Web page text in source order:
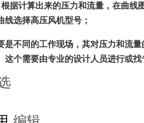
据计算出来的压力和流量，在曲线
线选择高压风机型号；
是不同的工作现场，其对压力和流
这个需要由专业的设计人员进行或找